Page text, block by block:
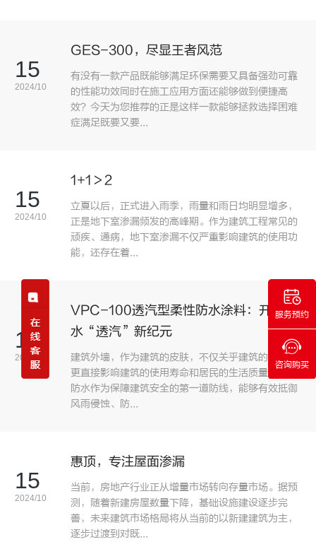
15
2024/10
GES-300，尽显王者风范
有没有一款产品既能够满足环保需要又具备强劲可靠
的性能功效同时在施工应用方面还能够做到便捷高
效？今天为您推荐的正是这样一款能够拯救选择困难
症满足既要又要...
15
2024/10
1+1＞2
立夏以后，正式进入雨季，雨量和雨日均明显增多，
正是地下室渗漏频发的高峰期。作为建筑工程常见的
顽疾、通病，地下室渗漏不仅严重影响建筑的使用功
能，还存在着...
15
2024/10
VPC-100透汽型柔性防水涂料：开启防
水“透汽”新纪元
建筑外墙，作为建筑的皮肤，不仅关乎建筑的美观，
更直接影响建筑的使用寿命和居民的生活质量。外墙
防水作为保障建筑安全的第一道防线，能够有效抵御
风雨侵蚀、防...
15
2024/10
惠顶，专注屋面渗漏
当前，房地产行业正从增量市场转向存量市场。据预
测，随着新建房屋数量下降，基础设施建设逐步完
善，未来建筑市场格局将从当前的以新建建筑为主，
逐步过渡到对既...
服务预约
咨询购买